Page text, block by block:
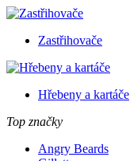
Zastřihovače
Hřebeny a kartáče
Top značky
Angry Beards